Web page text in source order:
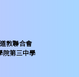
教聯合會
院第三中學